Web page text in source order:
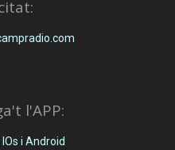
l'APP:
i Android